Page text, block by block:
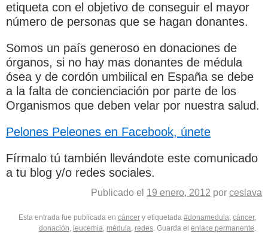
etiqueta con el objetivo de conseguir el mayor
número de personas que se hagan donantes.
Somos un país generoso en donaciones de
órganos, si no hay mas donantes de médula
ósea y de cordón umbilical en España se debe
a la falta de concienciación por parte de los
Organismos que deben velar por nuestra salud.
Pelones Peleones en Facebook, únete
Fírmalo tú también llevándote este comunicado
a tu blog y/o redes sociales.
Publicado el 19 enero, 2012 por ceslava
Esta entrada fue publicada en cáncer y etiquetada #donamedula, cáncer,
donación, leucemia, médula, redes. Guarda el enlace permanente.